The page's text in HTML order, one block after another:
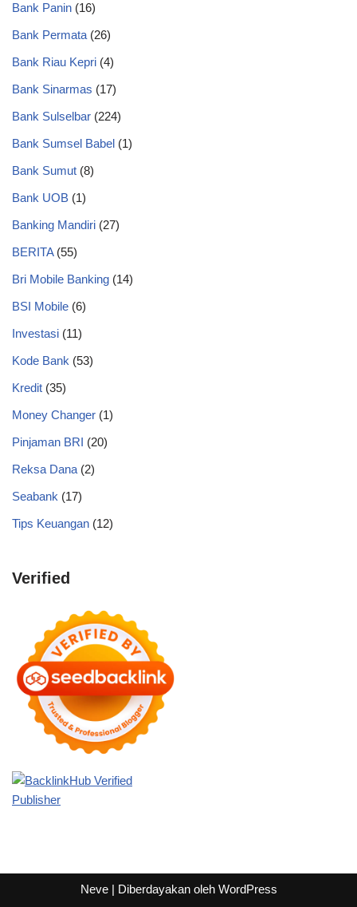
Bank Panin (16)
Bank Permata (26)
Bank Riau Kepri (4)
Bank Sinarmas (17)
Bank Sulselbar (224)
Bank Sumsel Babel (1)
Bank Sumut (8)
Bank UOB (1)
Banking Mandiri (27)
BERITA(55)
Bri Mobile Banking (14)
BSI Mobile (6)
Investasi (11)
Kode Bank (53)
Kredit (35)
Money Changer (1)
Pinjaman BRI (20)
Reksa Dana (2)
Seabank (17)
Tips Keuangan (12)
Verified
Neve| Diberdayakan oleh WordPress